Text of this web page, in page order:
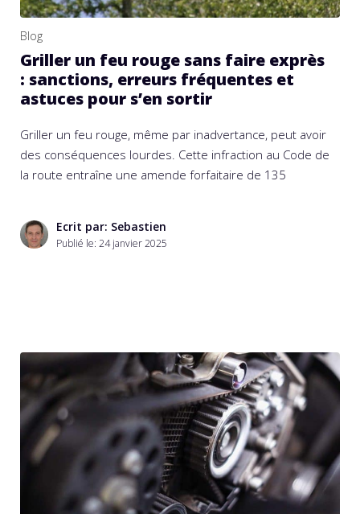
Blog
Griller un feu rouge sans faire exprès
: sanctions, erreurs fréquentes et
astuces pour s’en sortir
Griller un feu rouge, même par inadvertance, peut avoir
des conséquences lourdes. Cette infraction au Code de
la route entraîne une amende forfaitaire de 135
Ecrit par: Sebastien
Publié le: 24 janvier 2025